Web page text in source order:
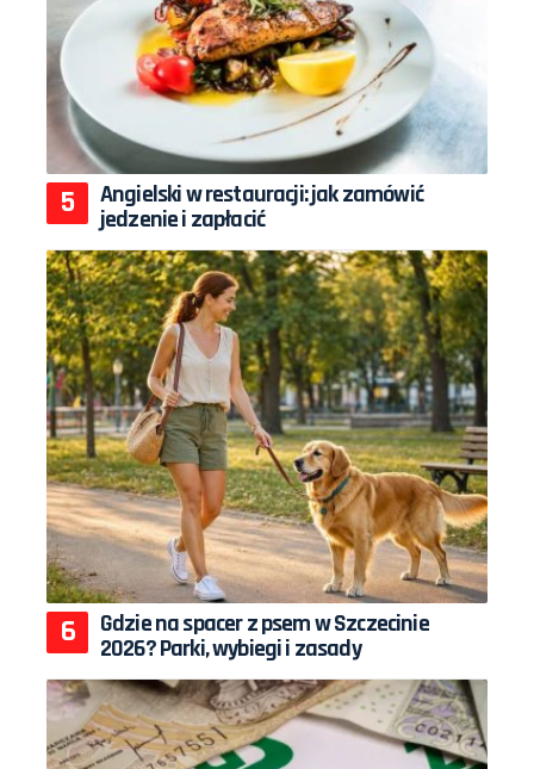
Angielski w restauracji: jak zamówić
jedzenie i zapłacić
Gdzie na spacer z psem w Szczecinie
2026? Parki, wybiegi i zasady